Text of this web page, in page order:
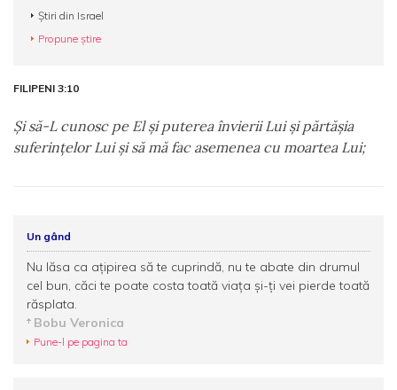
Știri din Israel
Propune știre
FILIPENI 3:10
Şi să-L cunosc pe El şi puterea învierii Lui şi părtăşia
suferinţelor Lui şi să mă fac asemenea cu moartea Lui;
Un gând
Nu lăsa ca ațipirea să te cuprindă, nu te abate din drumul
cel bun, căci te poate costa toată viața şi-ți vei pierde toată
răsplata.
Bobu Veronica
Pune-l pe pagina ta